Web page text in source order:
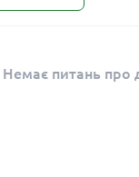
Немає питань про